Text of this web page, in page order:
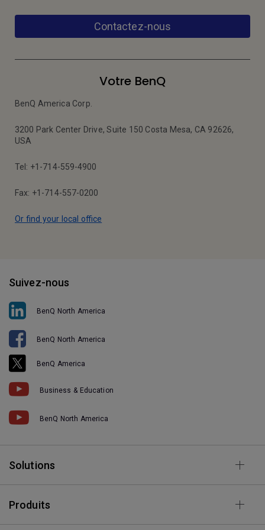
Contactez-nous
Votre BenQ
BenQ America Corp.
3200 Park Center Drive, Suite 150 Costa Mesa, CA 92626,
USA
Tel: +1-714-559-4900
Fax: +1-714-557-0200
Or find your local office
Suivez-nous
BenQ North America
BenQ North America
BenQ America
Business & Education
BenQ North America
Solutions
Produits